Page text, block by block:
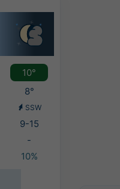
10°
8°
SSW
9-15
-
10%